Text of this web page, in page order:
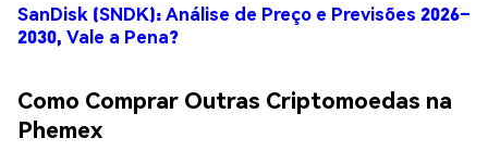
SanDisk (SNDK): Análise de Preço e Previsões 2026–
2030, Vale a Pena?
Como Comprar Outras Criptomoedas na
Phemex